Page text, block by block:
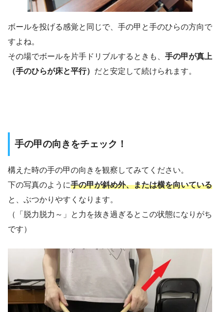
ボールを投げる感覚と同じで、手の甲と手のひらの方向で
すよね。
その場でボールを片手ドリブルするときも、 手の甲が真上
（手のひらが床と平行） だと安定して続けられます。
手の甲の向きをチェック！
構えた時の手の甲の向きを観察してみてください。
下の写真のように手の甲が斜め外、または横を向いている
と、ぶつかりやすくなります。
（「脱力脱力～」と力を抜き過ぎるとこの状態になりがち
です）